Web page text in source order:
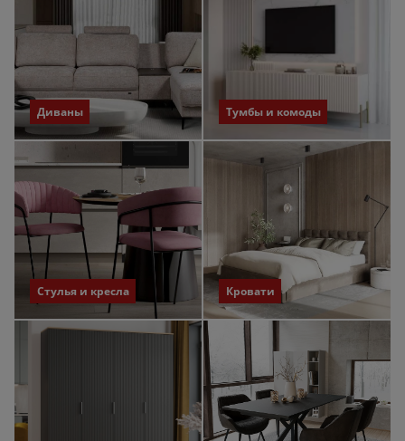
Диваны Тумбы и комоды
Стулья и кресла Кровати